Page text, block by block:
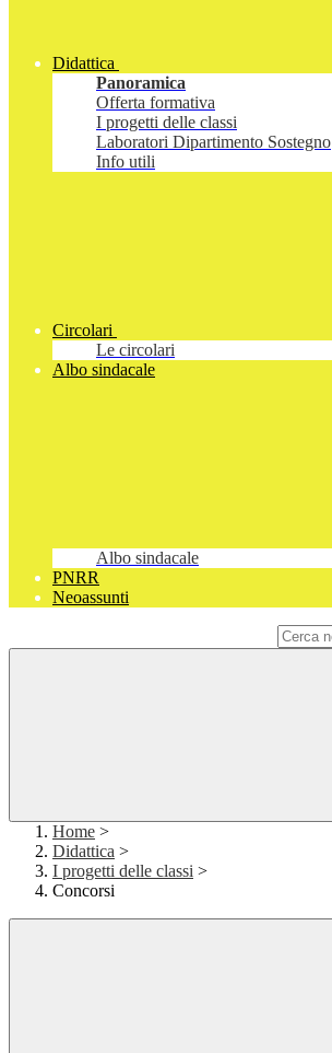
Didattica
Panoramica
Offerta formativa
I progetti delle classi
Laboratori Dipartimento Sostegno
Info utili
Circolari
Le circolari
Albo sindacale
Albo sindacale
PNRR
Neoassunti
Home >
Didattica >
I progetti delle classi >
Concorsi